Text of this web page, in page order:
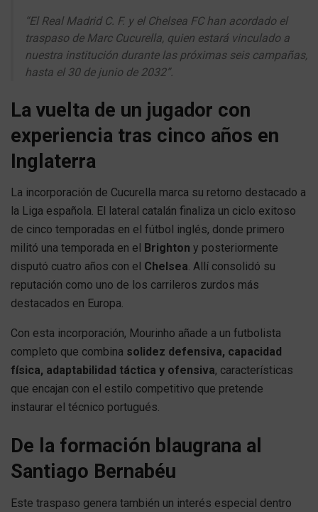
“El Real Madrid C. F. y el Chelsea FC han acordado el
traspaso de Marc Cucurella, quien estará vinculado a
nuestra institución durante las próximas seis campañas,
hasta el 30 de junio de 2032”.
La vuelta de un jugador con
experiencia tras cinco años en
Inglaterra
La incorporación de Cucurella marca su retorno destacado a
la Liga española. El lateral catalán finaliza un ciclo exitoso
de cinco temporadas en el fútbol inglés, donde primero
militó una temporada en el
Brighton y posteriormente
disputó cuatro años con el Chelsea. Allí consolidó su
reputación como uno de los carrileros zurdos más
destacados en Europa.
Con esta incorporación, Mourinho añade a un futbolista
completo que combina solidez defensiva, capacidad
física, adaptabilidad táctica y ofensiva, características
que encajan con el estilo competitivo que pretende
instaurar el técnico portugués.
De la formación blaugrana al
Santiago Bernabéu
Este traspaso genera también un interés especial dentro